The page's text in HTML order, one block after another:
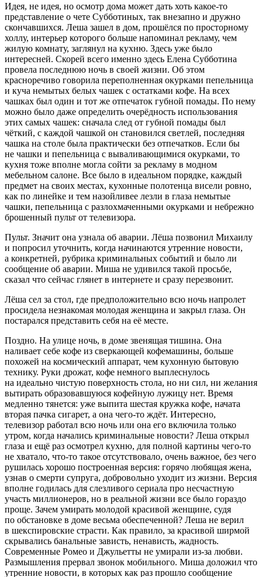
Идея, не идея, но осмотр дома может дать хоть какое-то
представление о чете Субботиных, так внезапно и дружно
скончавшихся. Леша зашел в дом, прошёлся по просторному
холлу, интерьер которого больше напоминал рекламу, чем
жилую комнату, заглянул на кухню. Здесь уже было
интересней. Скорей всего именно здесь Елена Субботина
провела последнюю ночь в своей жизни. Об этом
красноречиво говорила переполненная окурками пепельница
и куча немытых белых чашек с остатками кофе. На всех
чашках был один и тот же отпечаток губной помады. По нему
можно было даже определить очерёдность использования
этих самых чашек: сначала след от губной помады был
чёткий, с каждой чашкой он становился светлей, последняя
чашка на столе была практически без отпечатков. Если бы
не чашки и пепельница с вываливающимися окурками, то
кухня тоже вполне могла сойти за рекламу в модном
мебельном салоне. Все было в идеальном порядке, каждый
предмет на своих местах, кухонные полотенца висели ровно,
как по линейке и тем назойливее лезли в глаза немытые
чашки, пепельница с разлохмаченными окурками и небрежно
брошенный пульт от телевизора.
Пульт. Значит она узнала об аварии. Лёша позвонил Михаилу
и попросил уточнить, когда начинаются утренние новости,
а конкретней, рубрика криминальных событий и было ли
сообщение об аварии. Миша не удивился такой просьбе,
сказал что сейчас глянет в интернете и сразу перезвонит.
Лёша сел за стол, где предположительно всю ночь напролет
просидела незнакомая молодая женщина и закрыл глаза. Он
постарался представить себя на её месте.
Поздно. На улице ночь, в доме звенящая тишина. Она
наливает себе кофе из сверкающей кофемашины, больше
похожей на космический аппарат, чем кухонную бытовую
технику. Руки дрожат, кофе немного выплеснулось
на идеально чистую поверхность стола, но ни сил, ни желания
вытирать образовавшуюся кофейную лужицу нет. Время
медленно тянется: уже выпита шестая кружка кофе, начата
вторая пачка сигарет, а она чего-то ждёт. Интересно,
телевизор работал всю ночь или она его включила только
утром, когда начались криминальные новости? Леша открыл
глаза и ещё раз осмотрел кухню, для полной картины чего-то
не хватало, что-то такое отсутствовало, очень важное, без чего
рушилась хорошо построенная версия: горячо любящая жена,
узнав о смерти супруга, добровольно уходит из жизни. Версия
вполне годилась для слезливого сериала про несчастную
участь миллионеров, но в реальной жизни все было гораздо
проще. Зачем умирать молодой красивой женщине, судя
по обстановке в доме весьма обеспеченной? Леша не верил
в шекспировские страсти. Как правило, за красивой ширмой
скрывались банальные зависть, ненависть, жадность.
Современные Ромео и Джульетты не умирали из-за любви.
Размышления прервал звонок мобильного. Миша доложил что
утренние новости, в которых как раз прошло сообщение